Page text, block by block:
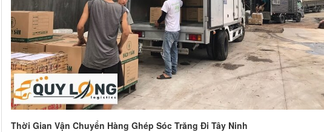
Thời Gian Vận Chuyển Hàng Ghép Sóc Trăng Đi Tây Ninh